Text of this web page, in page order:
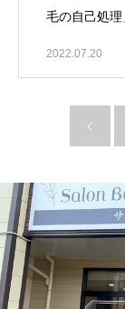
毛の自己処
2022.07.20